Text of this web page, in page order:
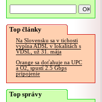
Top články
Na Slovensku sa v tichosti
vypína ADSL v lokalitách s
VDSL, už 31. mája
Orange sa doťahuje na UPC
a O2, spustí 2.5 Gbps
pripojenie
Top správy